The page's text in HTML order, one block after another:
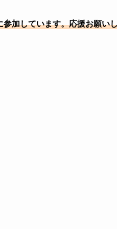
加しています。応援お願い